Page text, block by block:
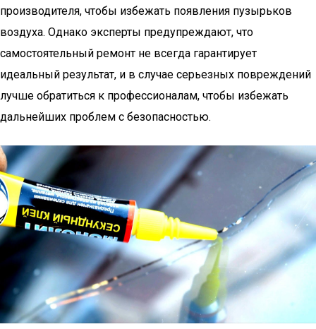
производителя, чтобы избежать появления пузырьков
воздуха. Однако эксперты предупреждают, что
самостоятельный ремонт не всегда гарантирует
идеальный результат, и в случае серьезных повреждений
лучше обратиться к профессионалам, чтобы избежать
дальнейших проблем с безопасностью.